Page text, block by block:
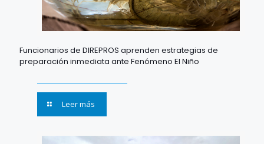
Funcionarios de DIREPROS aprenden estrategias de
preparación inmediata ante Fenómeno El Niño
Leer más